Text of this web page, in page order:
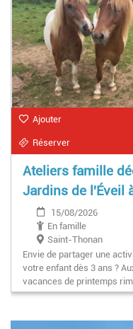
Ajouter
Réserver
Ateliers famille
Jardins de l'Éveil
15/08/2026
En famille
Saint-Thonan
Envie de partager une
votre enfant dès 3 ans ?
vacances de printemps